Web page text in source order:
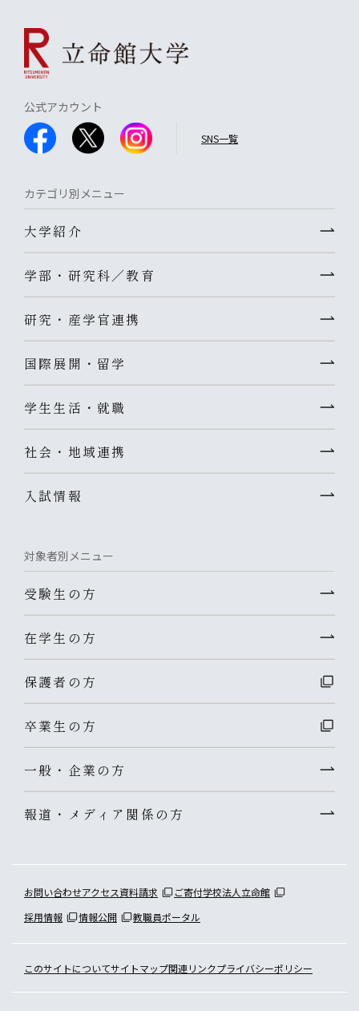
公式アカウント
SNS一覧
カテゴリ別メニュー
大学紹介
学部・研究科／教育
研究・産学官連携
国際展開・留学
学生生活・就職
社会・地域連携
入試情報
対象者別メニュー
受験生の方
在学生の方
保護者の方
卒業生の方
一般・企業の方
報道・メディア関係の方
お問い合わせアクセス資料請求 ご寄付学校法人立命館
採用情報
情報公開 教職員ポータル
このサイトについてサイトマップ関連リンクプライバシーポリシー